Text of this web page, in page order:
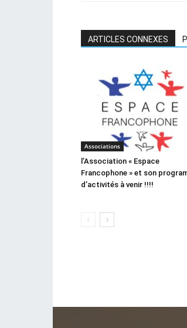
ARTICLES CONNEXES
Associations
l’Association « Espace
Francophone » et son
d’activités à venir !!!!